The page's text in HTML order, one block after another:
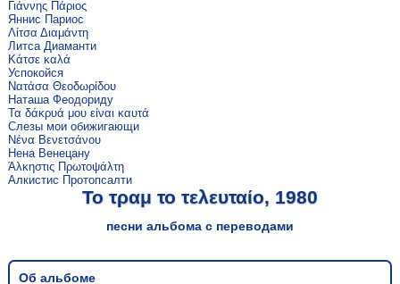
Γιάννης Πάριος
Яннис Париос
Λίτσα Διαμάντη
Литса Диаманти
Κάτσε καλά
Успокойся
Νατάσα Θεοδωρίδου
Наташа Феодориду
Τα δάκρυά μου είναι καυτά
Слезы мои обижигающи
Νένα Βενετσάνου
Нена Венецану
Άλκηστις Πρωτοψάλτη
Алкистис Протопсалти
Το τραμ το τελευταίο, 1980
песни альбома с переводами
Об альбоме